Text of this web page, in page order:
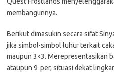
membangunnya.
Berikut dimasukin secara sifat
jika simbol-simbol luhur terkait
maupun 3×3. Merepresentasikan
ataupun 9, per, situasi dekat